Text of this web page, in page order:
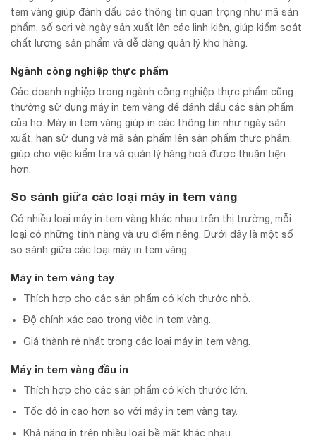
tem vàng giúp đánh dấu các thông tin quan trọng như mã sản
phẩm, số seri và ngày sản xuất lên các linh kiện, giúp kiểm soát
chất lượng sản phẩm và dễ dàng quản lý kho hàng.
Ngành công nghiệp thực phẩm
Các doanh nghiệp trong ngành công nghiệp thực phẩm cũng
thường sử dụng máy in tem vàng để đánh dấu các sản phẩm
của họ. Máy in tem vàng giúp in các thông tin như ngày sản
xuất, hạn sử dụng và mã sản phẩm lên sản phẩm thực phẩm,
giúp cho việc kiểm tra và quản lý hàng hoá được thuận tiện
hơn.
So sánh giữa các loại máy in tem vàng
Có nhiều loại máy in tem vàng khác nhau trên thị trường, mỗi
loại có những tính năng và ưu điểm riêng. Dưới đây là một số
so sánh giữa các loại máy in tem vàng:
Máy in tem vàng tay
Thích hợp cho các sản phẩm có kích thước nhỏ.
Độ chính xác cao trong việc in tem vàng.
Giá thành rẻ nhất trong các loại máy in tem vàng.
Máy in tem vàng đầu in
Thích hợp cho các sản phẩm có kích thước lớn.
Tốc độ in cao hơn so với máy in tem vàng tay.
Khả năng in trên nhiều loại bề mặt khác nhau.